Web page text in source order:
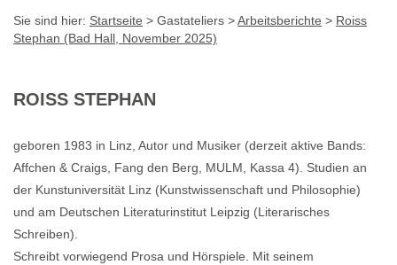
Sie sind hier: Startseite > Gastateliers >Arbeitsberichte > Roiss
Stephan (Bad Hall, November 2025)
ROISS STEPHAN
geboren 1983 in Linz, Autor und Musiker (derzeit aktive Bands:
Affchen & Craigs, Fang den Berg, MULM, Kassa 4). Studien an
der Kunstuniversität Linz (Kunstwissenschaft und Philosophie)
und am Deutschen Literaturinstitut Leipzig (Literarisches
Schreiben).
Schreibt vorwiegend Prosa und Hörspiele. Mit seinem